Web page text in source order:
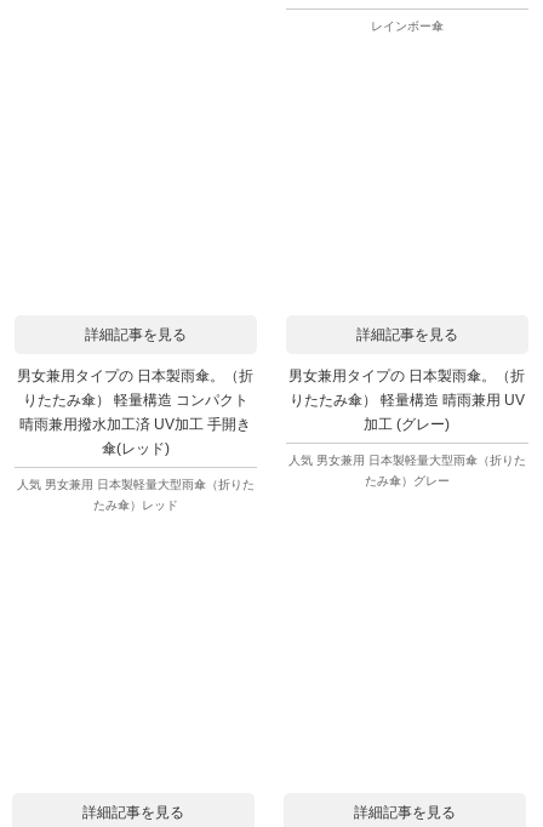
レインボー傘
詳細記事を見る
男女兼用タイプの 日本製雨傘。（折
りたたみ傘） 軽量構造 コンパクト
晴雨兼用撥水加工済 UV加工 手開き
傘(レッド)
人気 男女兼用 日本製軽量大型雨傘（折りた
たみ傘）レッド
詳細記事を見る
男女兼用タイプの 日本製雨傘。（折
りたたみ傘） 軽量構造 晴雨兼用 UV
加工 (グレー)
人気 男女兼用 日本製軽量大型雨傘（折りた
たみ傘）グレー
詳細記事を見る 詳細記事を見る